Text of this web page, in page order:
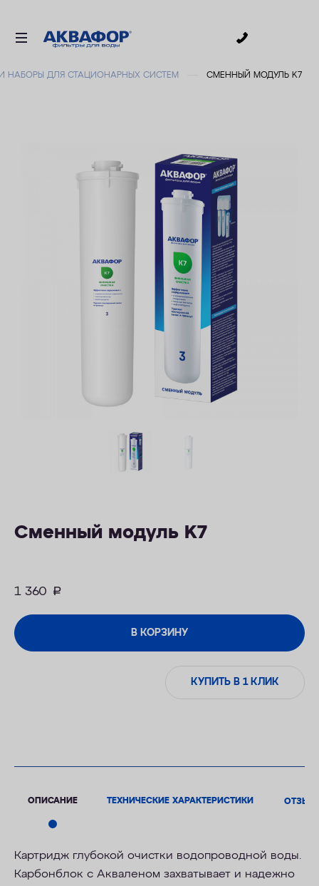
НАБОРЫ ДЛЯ СТАЦИОНАРНЫХ СИСТЕМ СМЕННЫЙ МОДУЛЬ K7
Сменный модуль K7
1 360 руб.
В КОРЗИНУ
КУПИТЬ В 1 КЛИК
ОПИСАНИЕ ТЕХНИЧЕСКИЕ ХАРАКТЕРИСТИКИ
Картридж глубокой очистки водопроводной воды.
Карбонблок с Акваленом захватывает и надежно